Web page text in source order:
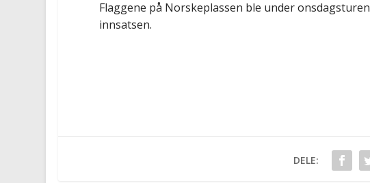
Flaggene på Norskeplassen ble under
innsatsen.
DELE: